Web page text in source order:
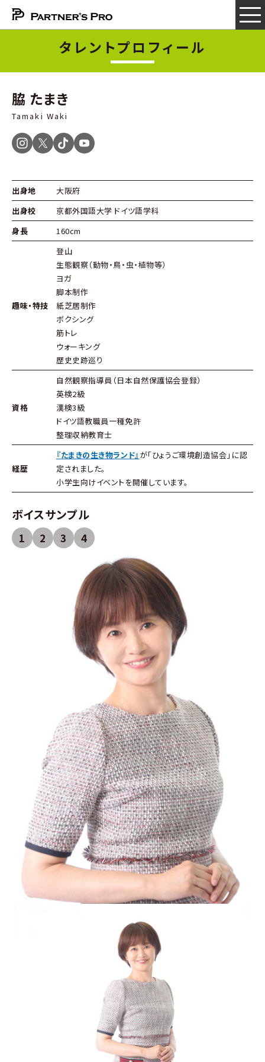
タレントプロフィール
脇 たまき
Tamaki Waki
出身地
大阪府
出身校
京都外国語大学 ドイツ語学科
身長
160cm
趣味・特技
登山
生態観察（動物・鳥・虫・植物等）
ヨガ
脚本制作
紙芝居制作
ボクシング
筋トレ
ウォーキング
歴史史跡巡り
資格
自然観察指導員（日本自然保護協会登録）
英検2級
漢検3級
ドイツ語教職員一種免許
整理収納教育士
経歴
『たまきの生き物ランド』 が「ひょうご環境創造協会」に認
定されました。
小学生向けイベントを開催しています。
ボイスサンプル
1 2 3 4